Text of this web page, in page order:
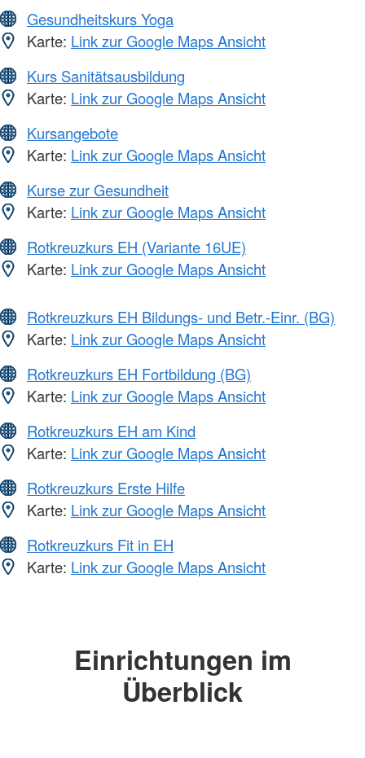
Gesundheitskurs Yoga
Karte: Link zur Google Maps Ansicht
Kurs Sanitätsausbildung
Karte: Link zur Google Maps Ansicht
Kursangebote
Karte: Link zur Google Maps Ansicht
Kurse zur Gesundheit
Karte: Link zur Google Maps Ansicht
Rotkreuzkurs EH (Variante 16UE)
Karte: Link zur Google Maps Ansicht
Rotkreuzkurs EH Bildungs- und Betr.-Einr. (BG)
Karte: Link zur Google Maps Ansicht
Rotkreuzkurs EH Fortbildung (BG)
Karte: Link zur Google Maps Ansicht
Rotkreuzkurs EH am Kind
Karte: Link zur Google Maps Ansicht
Rotkreuzkurs Erste Hilfe
Karte: Link zur Google Maps Ansicht
Rotkreuzkurs Fit in EH
Karte: Link zur Google Maps Ansicht
Einrichtungen im
Überblick